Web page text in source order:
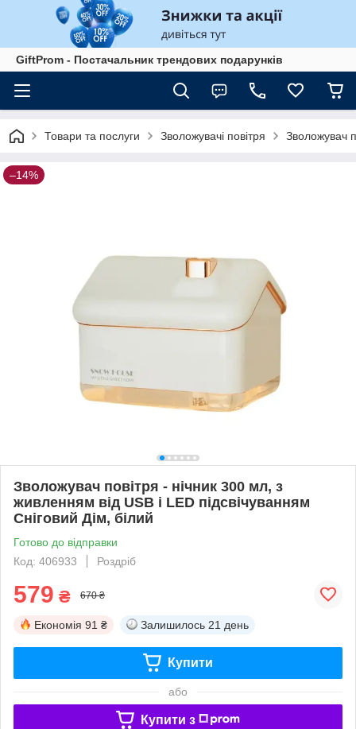
GiftProm - Постачальник трендових подарунків
Товари та послуги Зволожувачі повітря Зволожувач
–14%
Зволожувач повітря - нічник 300 мл, з
живленням від USB і LED підсвічуванням
Сніговий Дім, білий
Готово до відправки
Код: 406933
Роздріб
579 ₴ 670 ₴
Економія 91 ₴ Залишилось 21 день
Купити
або
Купити з